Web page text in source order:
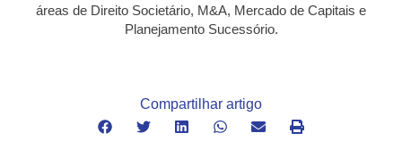
áreas de Direito Societário, M&A, Mercado de Capitais e
Planejamento Sucessório.
Compartilhar artigo